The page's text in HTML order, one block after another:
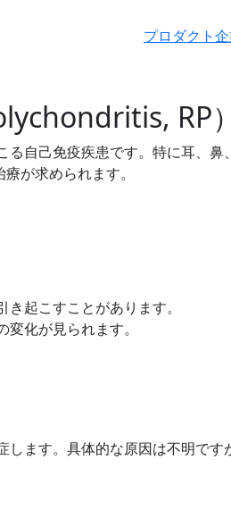
プロダクト
RP
自己免疫疾患です。特に耳、
が求められます。
起こすことがあります。
化が見られます。
ます。具体的な原因は不明で